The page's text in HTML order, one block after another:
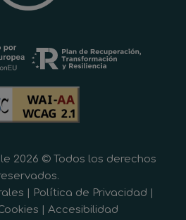
2026 © Todos los derechos
Política de Privacidad
Accesibilidad